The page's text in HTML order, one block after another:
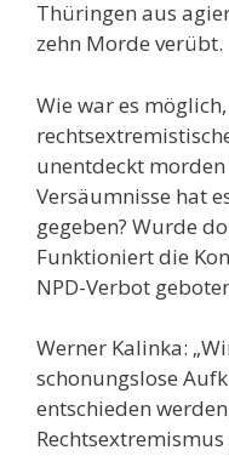
Thüringen aus
zehn Morde verübt.
Wie war es
unentdeckt morden
Versäumnisse hat
gegeben? Wurde
Funktioniert die
NPD-Verbot
Werner Kalinka:
schonungslose
entschieden